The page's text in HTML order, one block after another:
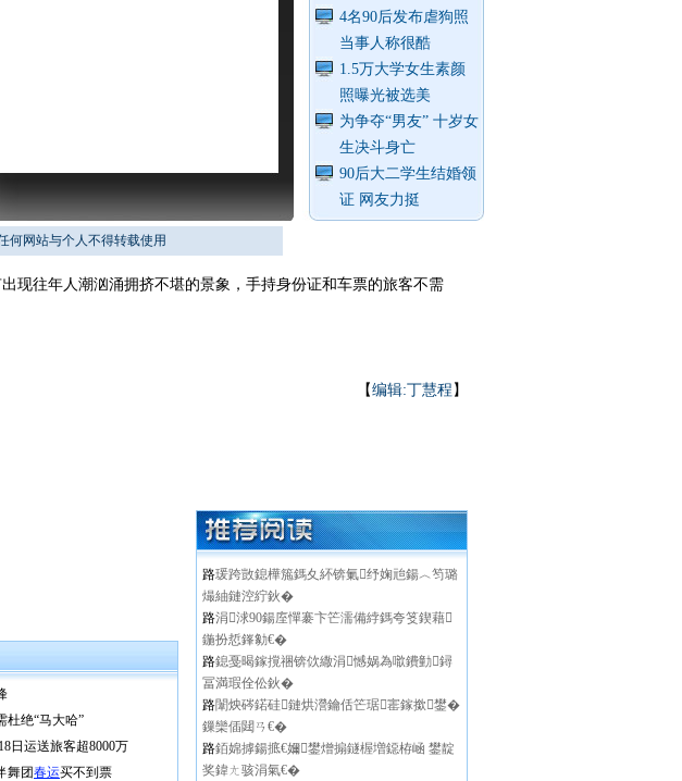
4名90后发布虐狗照
当事人称很酷
1.5万大学女生素颜
照曝光被选美
为争夺“男友” 十岁女
生决斗身亡
90后大二学生结婚领
证 网友力挺
何网站与个人不得转载使用
往年人潮汹涌拥挤不堪的景象，手持身份证和车票的旅客不需
【编辑:丁慧程 】
杜绝“马大哈”
日运送旅客超8000万
舞团春运买不到票
路瑗跨敳鎴樺箷鎷夊紑锛氭纾婅兘鍚︿笉璐
熶紬鏈涳紵鈥�
路涓浗90鍚庢憚褰卞笀濡備綍鎷夸笅鍥藉
鍦扮悊鎽勨€�
路鎴戞暍鎵撹祵锛佽繖涓憾娲為噷鐨勭鐞
冨満瑕佺伀鈥�
路闈炴硶鍩硅鏈烘瀯鑰佸笀琚寚鎵撳鐢�
鏁欒偛閮ㄢ€�
路銆婂摢鍚掋€嬭鐢熷搧鐩楃増鐚栫崡 鐢靛
奖鍏ㄤ骇涓氣€�